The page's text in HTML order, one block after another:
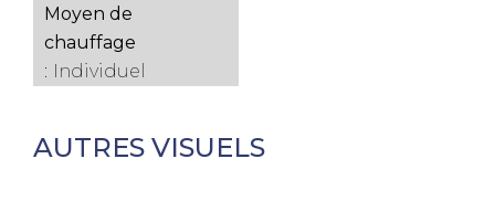
Moyen de
chauffage
Individuel
AUTRES VISUELS